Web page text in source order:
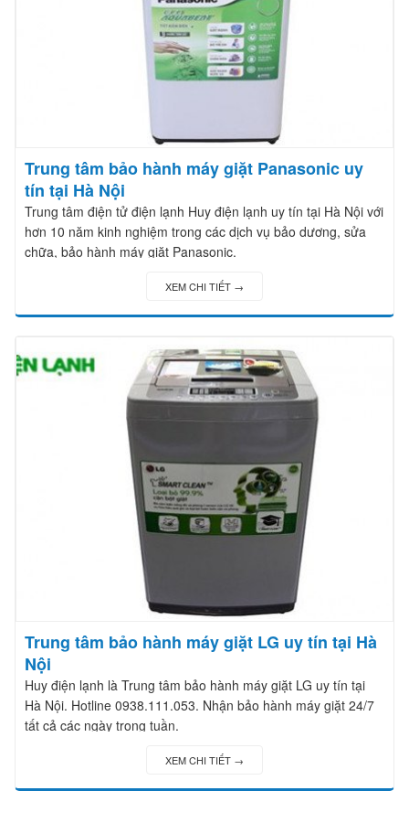
Trung tâm bảo hành máy giặt Panasonic uy
tín tại Hà Nội
Trung tâm điện tử điện lạnh Huy điện lạnh uy tín tại Hà Nội với
hơn 10 năm kinh nghiệm trong các dịch vụ bảo dương, sửa
chữa, bảo hành máy giặt Panasonic.
XEM CHI TIẾT →
Trung tâm bảo hành máy giặt LG uy tín tại Hà
Nội
Huy điện lạnh là Trung tâm bảo hành máy giặt LG uy tín tại
Hà Nội. Hotline 0938.111.053. Nhận bảo hành máy giặt 24/7
tất cả các ngày trong tuần.
XEM CHI TIẾT →